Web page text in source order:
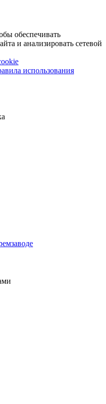
обеспечивать
и анализировать сетевой
использования